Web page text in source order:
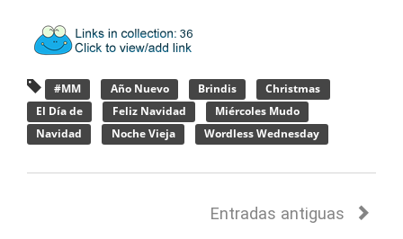
#MM Año Nuevo Brindis
Christmas
El Día de
Feliz Navidad
Miércoles Mudo
Navidad
Noche Vieja Wordless Wednesday
Entradas antiguas